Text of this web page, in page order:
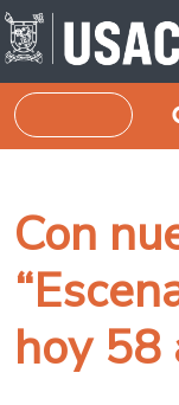
Pasar al contenido
Buscar
Con
hoy 58